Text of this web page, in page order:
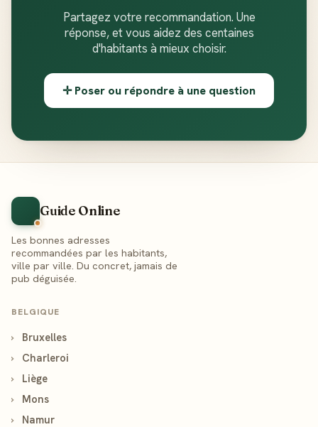
Partagez votre recommandation. Une
réponse, et vous aidez des centaines
d'habitants à mieux choisir.
✛ Poser ou répondre à une question
Guide Online
Les bonnes adresses
recommandées par les habitants,
ville par ville. Du concret, jamais de
pub déguisée.
BELGIQUE
›
Bruxelles
›
Charleroi
›
Liège
›
Mons
›
Namur